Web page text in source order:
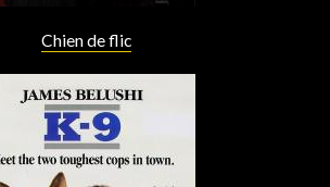
Chien de flic